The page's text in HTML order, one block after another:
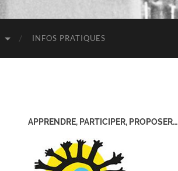
INFOS PRATIQUES
APPRENDRE, PARTICIPER, PROPOSER…